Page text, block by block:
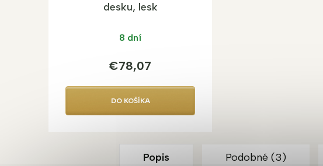
desku, lesk
8 dní
€78,07
DO KOŠÍKA
Popis Podobné (3)